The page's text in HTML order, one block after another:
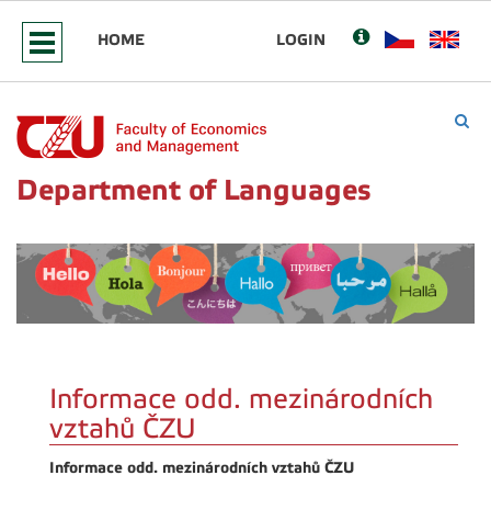
HOME LOGIN
Department of Languages
Informace odd. mezinárodních
vztahů ČZU
Informace odd. mezinárodních vztahů ČZU